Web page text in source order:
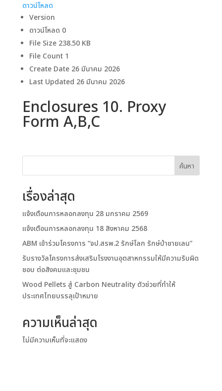
ดาวน์โหลด
Version
ดาวน์โหลด 0
File Size 238.50 KB
File Count 1
Create Date 26 มีนาคม 2026
Last Updated 26 มีนาคม 2026
Enclosures 10. Proxy
Form A,B,C
ค้นหา
เรื่องล่าสุด
แจ้งเตือนการหลอกลงทุน 28 มกราคม 2569
แจ้งเตือนการหลอกลงทุน 18 สิงหาคม 2568
ABM เข้าร่วมโครงการ “จป.สรพ.2 รักษ์โลก รักษ์ป่าชายเลน”
รับรางวัลโครงการส่งเสริมโรงงานอุตสาหกรรมให้มีความรับผิด
ชอบ ต่อสังคมและชุมชน
Wood Pellets สู่ Carbon Neutrality ตัวช่วยที่ทำให้
ประเทศไทยบรรลุเป้าหมาย
ความเห็นล่าสุด
ไม่มีความเห็นที่จะแสดง